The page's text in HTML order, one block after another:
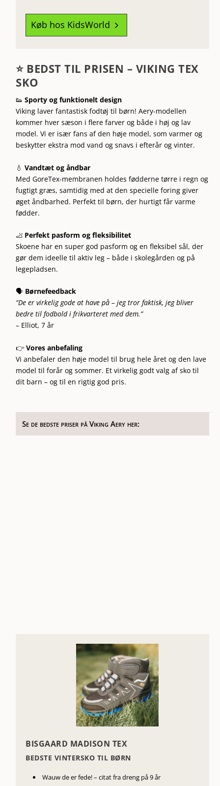
Køb hos KidsWorld 5
⭐ BEDST TIL PRISEN – VIKING TEX
SKO
👟Sporty og funktionelt design
Viking laver fantastisk fodtøj til børn! Aery-modellen
kommer hver sæson i flere farver og både i høj og lav
model. Vi er især fans af den høje model, som varmer og
beskytter ekstra mod vand og snavs i efterår og vinter.
💧Vandtæt og åndbar
Med GoreTex-membranen holdes fødderne tørre i regn og
fugtigt græs, samtidig med at den specielle foring giver
øget åndbarhed. Perfekt til børn, der hurtigt får varme
fødder.
🦶 Perfekt pasform og fleksibilitet
Skoene har en super god pasform og en fleksibel sål, der
gør dem ideelle til aktiv leg – både i skolegården og på
legepladsen.
🗣️ Børnefeedback
“De er virkelig gode at have på – jeg tror faktisk, jeg bliver
bedre til fodbold i frikvarteret med dem.”
– Elliot, 7 år
👉Vores anbefaling
Vi anbefaler den høje model til brug hele året og den lave
model til forår og sommer. Et virkelig godt valg af sko til
dit barn – og til en rigtig god pris.
Se de bedste priser på Viking Aery her:
BISGAARD MADISON TEX
BEDSTE VINTERSKO TIL BØRN
Wauw de er fede! – citat fra dreng på 9 år